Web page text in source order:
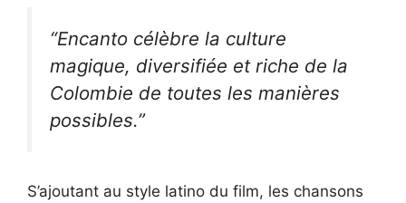
“Encanto célèbre la culture
magique, diversifiée et riche de la
Colombie de toutes les manières
possibles.”
S’ajoutant au style latino du film, les chansons